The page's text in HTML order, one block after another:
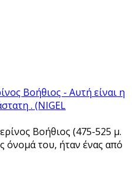
Βοήθιος - Αυτή είναι η
. (NIGEL
Βοήθιος (475-525 μ.
όνομά του, ήταν ένας από